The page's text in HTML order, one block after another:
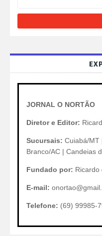
JORNAL O NORTÃO
Diretor e Editor:
Sucursais: Cuiabá/MT
Branco/AC | Candeias
Fundado por: Ricardo
E-mail:
Telefone: (69) 99985-